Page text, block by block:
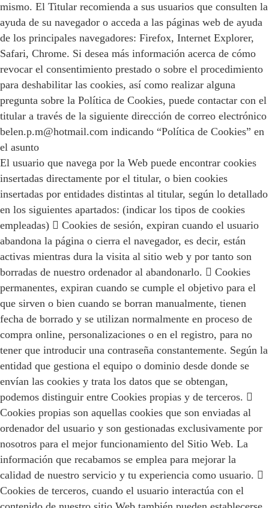
mismo. El Titular recomienda a sus usuarios que consulten la
ayuda de su navegador o acceda a las páginas web de ayuda
de los principales navegadores: Firefox, Internet Explorer,
Safari, Chrome. Si desea más información acerca de cómo
revocar el consentimiento prestado o sobre el procedimiento
para deshabilitar las cookies, así como realizar alguna
pregunta sobre la Política de Cookies, puede contactar con el
titular a través de la siguiente dirección de correo electrónico
belen.p.m@hotmail.com indicando “Política de Cookies” en
el asunto
El usuario que navega por la Web puede encontrar cookies
insertadas directamente por el titular, o bien cookies
insertadas por entidades distintas al titular, según lo detallado
en los siguientes apartados: (indicar los tipos de cookies
empleadas)  Cookies de sesión, expiran cuando el usuario
abandona la página o cierra el navegador, es decir, están
activas mientras dura la visita al sitio web y por tanto son
borradas de nuestro ordenador al abandonarlo.  Cookies
permanentes, expiran cuando se cumple el objetivo para el
que sirven o bien cuando se borran manualmente, tienen
fecha de borrado y se utilizan normalmente en proceso de
compra online, personalizaciones o en el registro, para no
tener que introducir una contraseña constantemente. Según la
entidad que gestiona el equipo o dominio desde donde se
envían las cookies y trata los datos que se obtengan,
podemos distinguir entre Cookies propias y de terceros. 
Cookies propias son aquellas cookies que son enviadas al
ordenador del usuario y son gestionadas exclusivamente por
nosotros para el mejor funcionamiento del Sitio Web. La
información que recabamos se emplea para mejorar la
calidad de nuestro servicio y tu experiencia como usuario. 
Cookies de terceros, cuando el usuario interactúa con el